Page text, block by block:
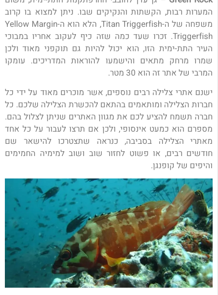
המערות רבות, הקשתות והנקיקים שבו. ניתן למצוא בו קרוב
משפחה של ה-Titan Triggerfish, הלא הוא ה-Yellow Margin
Triggerfish. זכרו שעד כמה שזה כיף לעקוב אחריו במבוכי
העיר התת-ימית הזו, הוא יכול להיות גם תוקפני מאוד ולכן
שמרו מרחק מתאים והישמעו להוראות המדריכים. עומקו
המרבי של אתר זה הוא 30 מטר.
ישנם אתרי צלילה רבים נוספים, אשר מוכרים מאוד על ידי כל
חברות הצלילה ומותאמים בהתאם להכשרת הצלילה שלכם. כל
חברה תשמח להציע לכם את מגוון האתרים שניתן לצלול בהם.
מספרם הוא כמעט אינסופי, ולכן אם תרצו לעבור על כל אחד
מאתרי הצלילה בסביבה, כנראה שתצטרכו להישאר שם
חודשים רבים, או פשוט לחזור שוב ושוב למימיה החמימים
והיפים של קופנגן.